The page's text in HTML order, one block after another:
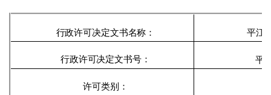
行政许可决定文书名称： 平江
行政许可决定文书号： 平
许可类别：